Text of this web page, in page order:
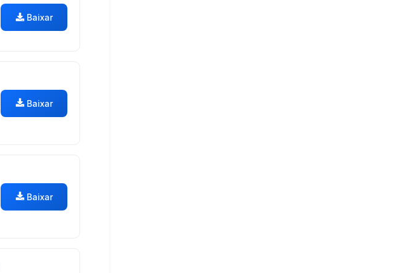
Baixar
Baixar
Baixar